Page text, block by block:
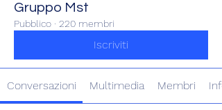
Gruppo Mst
Pubblico · 220 membri
Iscriviti
Conversazioni Multimedia Membri Info